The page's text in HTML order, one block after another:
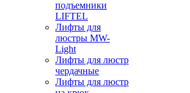
подъемники
LIFTEL
Лифты для
люстры MW-
Light
Лифты для люстр
чердачные
Лифты для люстр